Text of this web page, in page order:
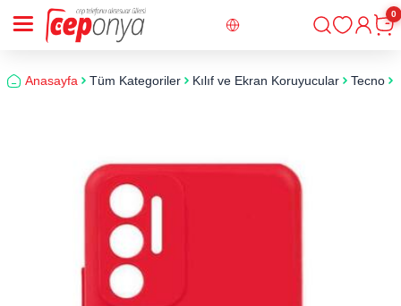
Giriş
0
Anasayfa Tüm Kategoriler Kılıf ve Ekran Koruyucular Tecno